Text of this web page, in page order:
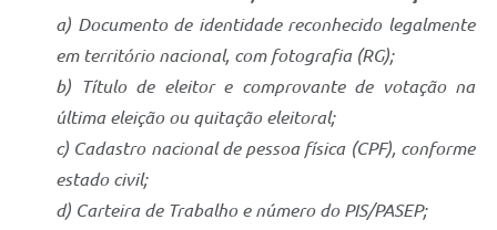
a) Documento de identidade reconhecido legalmente
em território nacional, com fotografia (RG);
b) Título de eleitor e comprovante de votação na
última eleição ou quitação eleitoral;
c) Cadastro nacional de pessoa física (CPF), conforme
estado civil;
d) Carteira de Trabalho e número do PIS/PASEP;